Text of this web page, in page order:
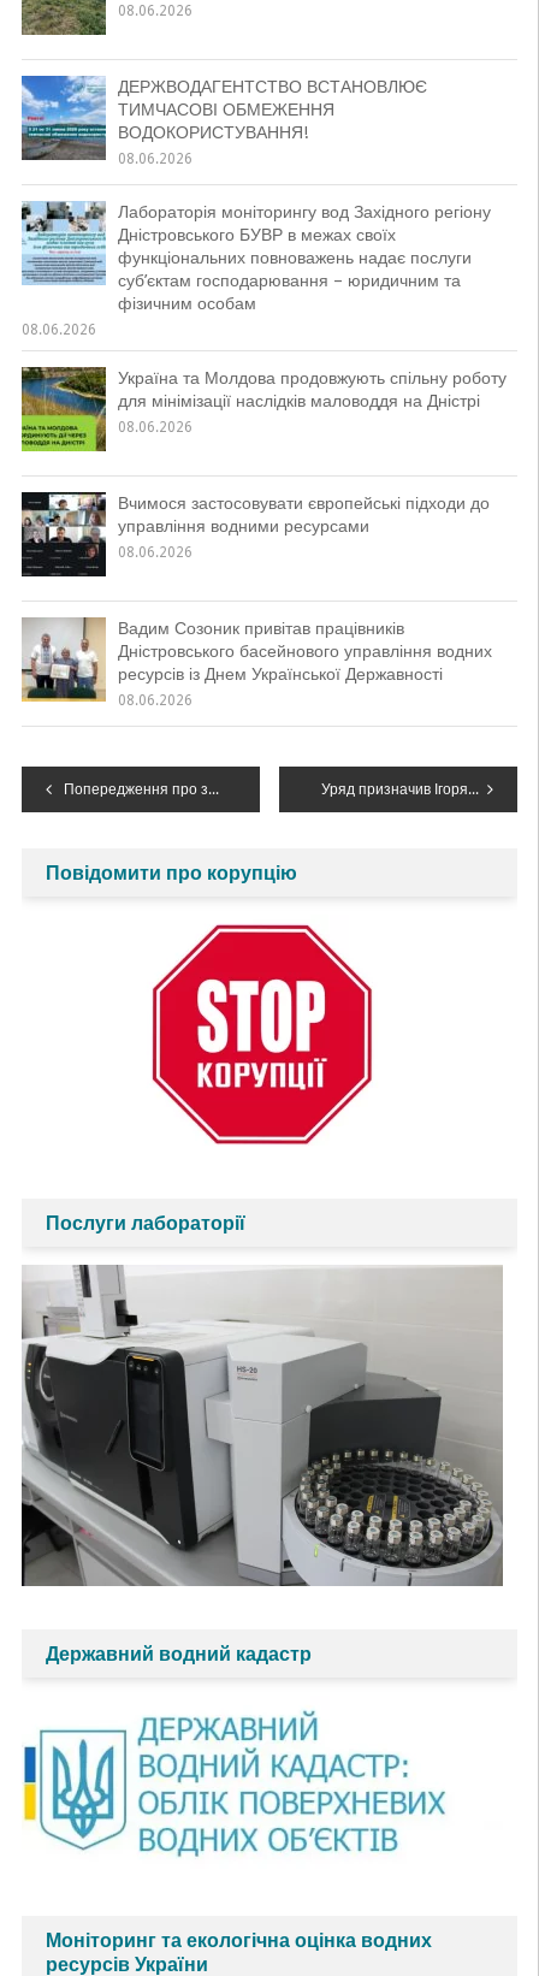
08.06.2026
ДЕРЖВОДАГЕНТСТВО ВСТАНОВЛЮЄ
ТИМЧАСОВІ ОБМЕЖЕННЯ
ВОДОКОРИСТУВАННЯ!
08.06.2026
Лабораторія моніторингу вод Західного регіону
Дністровського БУВР в межах своїх
функціональних повноважень надає послуги
суб’єктам господарювання – юридичним та
фізичним особам
08.06.2026
Україна та Молдова продовжують спільну роботу
для мінімізації наслідків маловоддя на Дністрі
08.06.2026
Вчимося застосовувати європейські підходи до
управління водними ресурсами
08.06.2026
Вадим Созоник привітав працівників
Дністровського басейнового управління водних
ресурсів із Днем Української Державності
08.06.2026
Навігація
Попередження про зміну гідрологічної ситуації! Уряд призначив Ігоря Ковальова першим заступником Голови Державного агентства водних ресурсів України
Повідомити про корупцію
Послуги лабораторії
Державний водний кадастр
Моніторинг та екологічна оцінка водних
ресурсів України